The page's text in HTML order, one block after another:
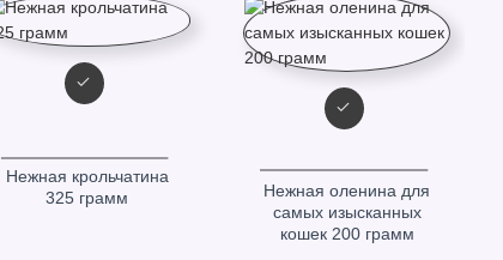
Нежная крольчатина
325 грамм
Нежная оленина для
самых изысканных
кошек 200 грамм